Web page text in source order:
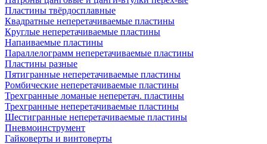
Пластины твёрдосплавные
Квадратные неперетачиваемые пластины
Круглые неперетачиваемые пластины
Напаиваемые пластины
Параллелограмм неперетачиваемые пластины
Пластины разные
Пятигранные неперетачиваемые пластины
Ромбические неперетачиваемые пластины
Трехгранные ломаные неперетач. пластины
Трехгранные неперетачиваемые пластины
Шестигранные неперетачиваемые пластины
Пневмоинструмент
Гайковерты и винтоверты